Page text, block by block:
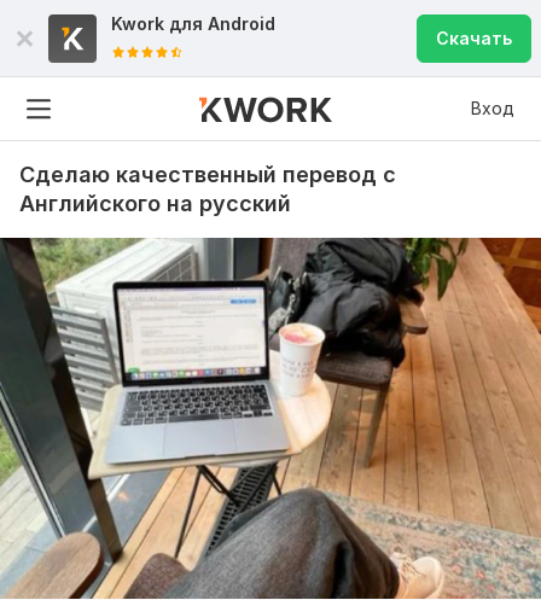
Kwork для Android
Скачать
Вход
Сделаю качественный перевод с
Английского на русский